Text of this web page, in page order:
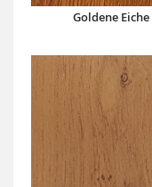
Goldene Eiche